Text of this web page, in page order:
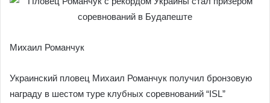
Михаил Романчук
Украинский пловец Михаил Романчук получил бронзовую
награду в шестом туре клубных соревнований “ISL”